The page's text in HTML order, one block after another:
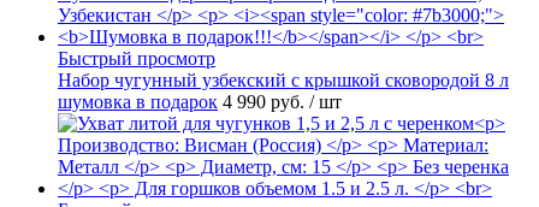
Быстрый просмотр
Набор чугунный узбекский с крышкой сковородой 8 л
шумовка в подарок 4 990 руб. / шт